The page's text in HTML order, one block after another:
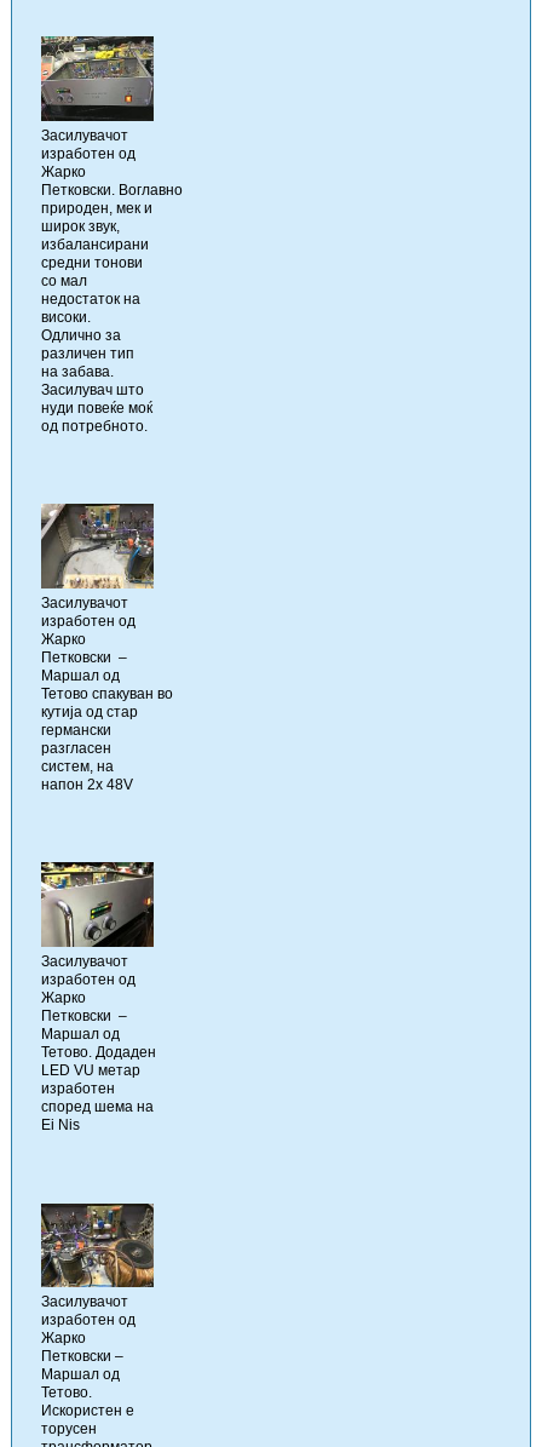
Засилувачот
изработен од
Жарко
Петковски. Воглавно
природен, мек и
широк звук,
избалансирани
средни тонови
со мал
недостаток на
високи.
Одлично за
различен тип
на забава.
Засилувач што
нуди повеќе моќ
од потребното.
Засилувачот
изработен од
Жарко
Петковски –
Маршал од
Тетово спакуван во
кутија од стар
германски
разгласен
систем, на
напон 2x 48V
Засилувачот
изработен од
Жарко
Петковски –
Маршал од
Тетово. Додаден
LED VU метар
изработен
според шема на
Ei Nis
Засилувачот
изработен од
Жарко
Петковски –
Маршал од
Тетово.
Искористен е
торусен